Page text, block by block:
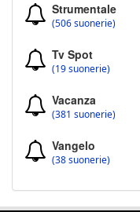
Strumentale
(506 suonerie)
Tv Spot
(19 suonerie)
Vacanza
(381 suonerie)
Vangelo
(38 suonerie)